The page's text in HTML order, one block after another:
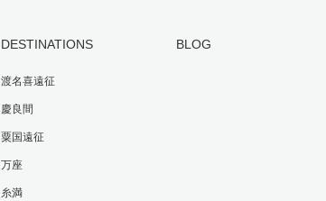
DESTINATIONS
渡名喜遠征
慶良間
粟国遠征
万座
糸満
BLOG